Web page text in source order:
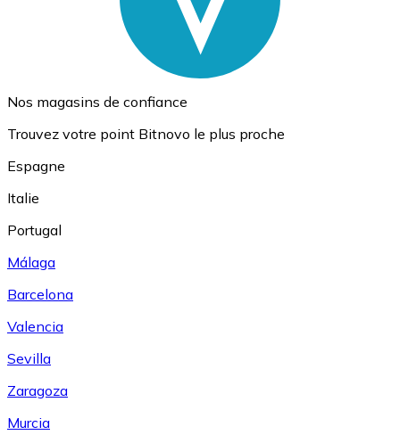
Nos magasins de confiance
Trouvez votre point Bitnovo le plus proche
Espagne
Italie
Portugal
Málaga
Barcelona
Valencia
Sevilla
Zaragoza
Murcia